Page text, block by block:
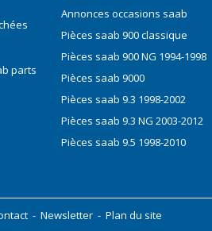
parts
Annonces occasions saab
Pièces saab 900 classique
Pièces saab 900 NG 1994-1998
Pièces saab 9000
Pièces saab 9.3 1998-2002
Pièces saab 9.3 NG 2003-2012
Pièces saab 9.5 1998-2010
- Newsletter- Plan du site